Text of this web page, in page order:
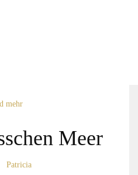
mehr
Meer
Patricia